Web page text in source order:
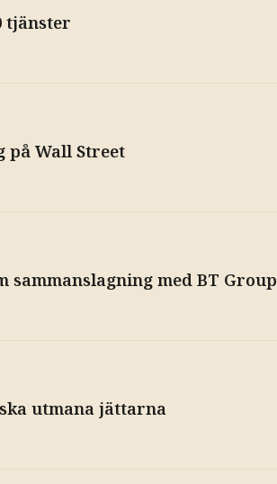
tjänster
på Wall Street
med BT Group
utmana jättarna